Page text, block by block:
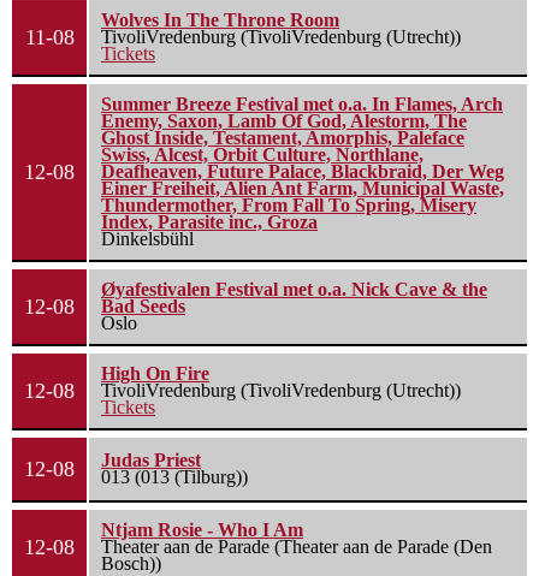
11-08
Wolves In The Throne Room
TivoliVredenburg (TivoliVredenburg (Utrecht))
Tickets
12-08
Summer Breeze Festival met o.a. In Flames, Arch
Enemy, Saxon, Lamb Of God, Alestorm, The
Ghost Inside, Testament, Amorphis, Paleface
Swiss, Alcest, Orbit Culture, Northlane,
Deafheaven, Future Palace, Blackbraid, Der Weg
Einer Freiheit, Alien Ant Farm, Municipal Waste,
Thundermother, From Fall To Spring, Misery
Index, Parasite inc., Groza
Dinkelsbühl
12-08
Øyafestivalen Festival met o.a. Nick Cave & the
Bad Seeds
Oslo
12-08
High On Fire
TivoliVredenburg (TivoliVredenburg (Utrecht))
Tickets
12-08
Judas Priest
013 (013 (Tilburg))
12-08
Ntjam Rosie - Who I Am
Theater aan de Parade (Theater aan de Parade (Den
Bosch))